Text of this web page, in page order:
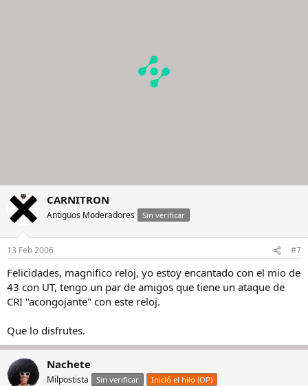
CARNITRON
Antiguos Moderadores Sin verificar
13 Feb 2006 #7
Felicidades, magnifico reloj, yo estoy encantado con el mio de
43 con UT, tengo un par de amigos que tiene un ataque de
CRI "acongojante" con este reloj.
Que lo disfrutes.
Nachete
Milpostista Sin verificar Inició el hilo (OP)